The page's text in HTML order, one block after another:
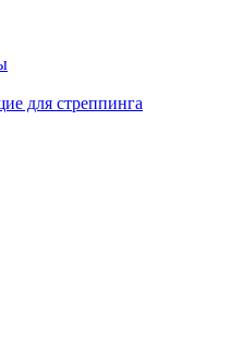
для стреппинга